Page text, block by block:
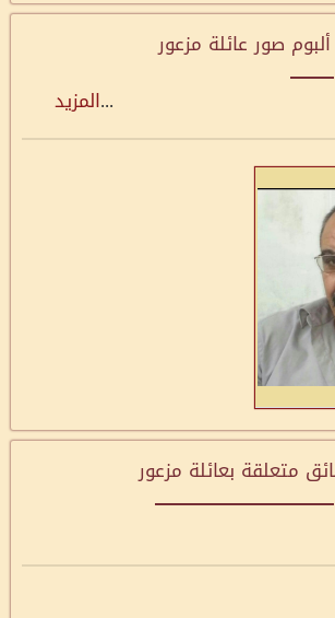
ألبوم صور عائلة مزعور
...المزيد
متعلقة بعائلة مزعور